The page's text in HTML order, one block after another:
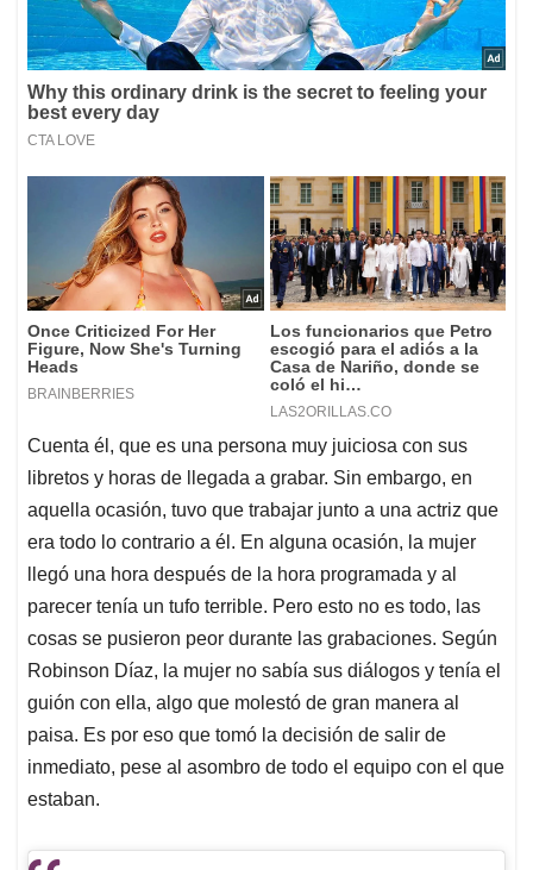
Cuenta él, que es una persona muy juiciosa con sus
libretos y horas de llegada a grabar. Sin embargo, en
aquella ocasión, tuvo que trabajar junto a una actriz que
era todo lo contrario a él. En alguna ocasión, la mujer
llegó una hora después de la hora programada y al
parecer tenía un tufo terrible. Pero esto no es todo, las
cosas se pusieron peor durante las grabaciones. Según
Robinson Díaz, la mujer no sabía sus diálogos y tenía el
guión con ella, algo que molestó de gran manera al
paisa. Es por eso que tomó la decisión de salir de
inmediato, pese al asombro de todo el equipo con el que
estaban.